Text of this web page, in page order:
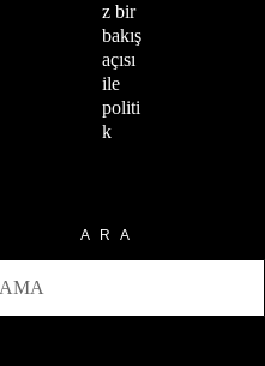
z bir
bakış
açısı
ile
politi
k
ARA